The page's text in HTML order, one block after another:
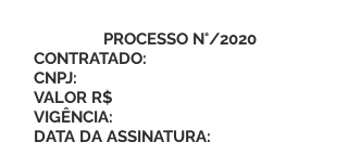
PROCESSO N°/2020
CONTRATADO:
CNPJ:
VALOR R$
VIGÊNCIA:
DATA DA ASSINATURA: